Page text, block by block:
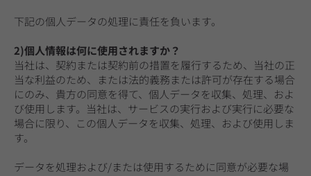
下記の個人データの処理に責任を負います。
2)個人情報は何に使用されますか？
当社は、契約または契約前の措置を履行するため、当社の正
当な利益のため、または法的義務または許可が存在する場合
にのみ、貴方の同意を得て、個人データを収集、処理、およ
び使用します。当社は、サービスの実行および実行に必要な
場合に限り、この個人データを収集、処理、および使用しま
す。
データを処理および/または使用するために同意が必要な場